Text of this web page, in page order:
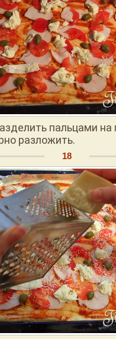
пальцами на
разложить.